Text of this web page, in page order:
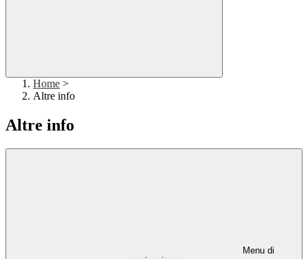
Home >
Altre info
Altre info
Menu di